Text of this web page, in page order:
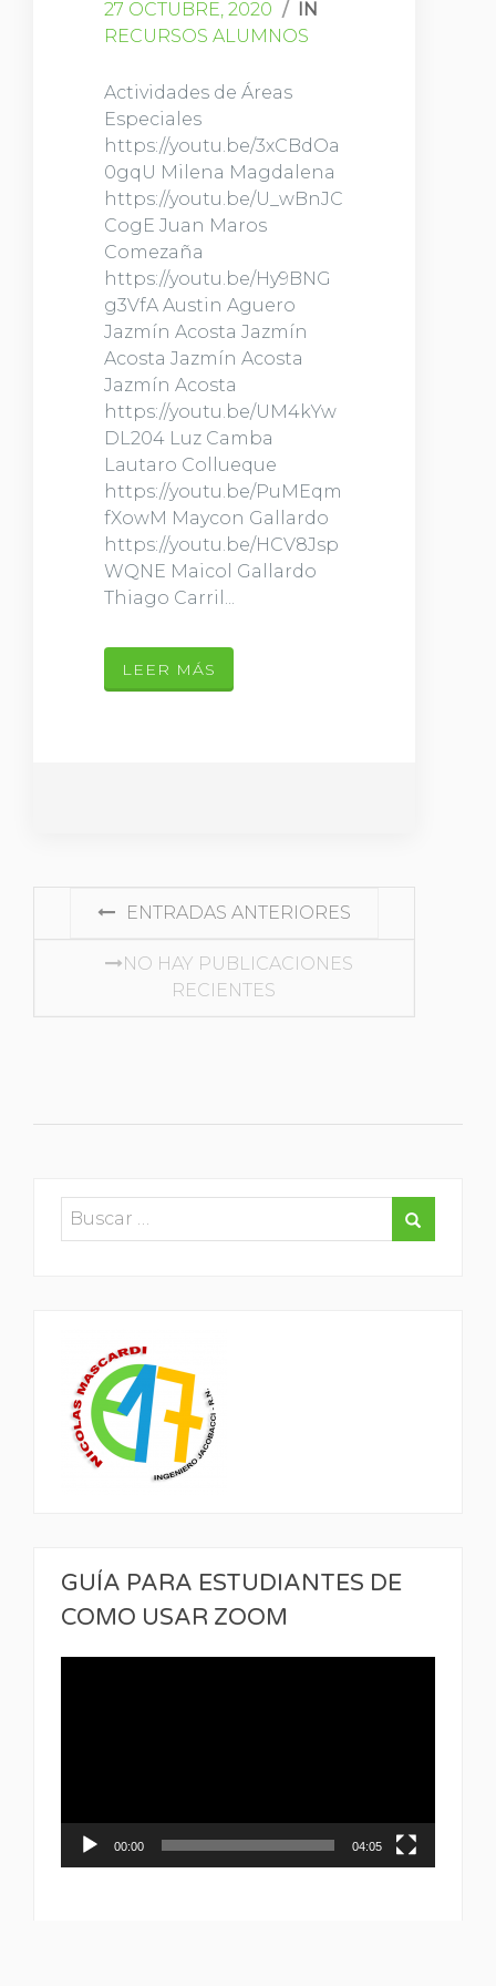
27 OCTUBRE, 2020 /
IN
RECURSOS ALUMNOS
Actividades de Áreas
Especiales
https://youtu.be/3xCBdOa
0gqU Milena Magdalena
https://youtu.be/U_wBnJC
CogE Juan Maros
Comezaña
https://youtu.be/Hy9BNG
g3VfA Austin Aguero
Jazmín Acosta Jazmín
Acosta Jazmín Acosta
Jazmín Acosta
https://youtu.be/UM4kYw
DL204 Luz Camba
Lautaro Collueque
https://youtu.be/PuMEqm
fXowM Maycon Gallardo
https://youtu.be/HCV8Jsp
WQNE Maicol Gallardo
Thiago Carril...
LEER MÁS
ENTRADAS ANTERIORES
NO HAY PUBLICACIONES
RECIENTES
GUÍA PARA ESTUDIANTES DE
COMO USAR ZOOM
00:00 04:05